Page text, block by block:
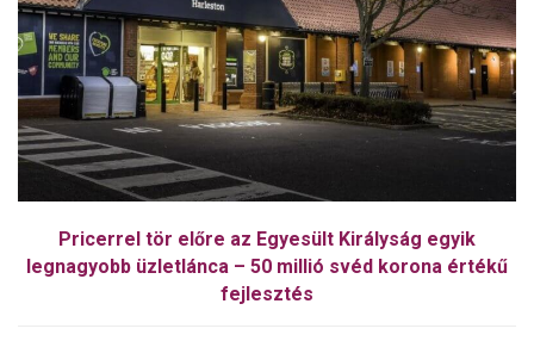
Pricerrel tör előre az Egyesült Királyság egyik
legnagyobb üzletlánca – 50 millió svéd korona értékű
fejlesztés